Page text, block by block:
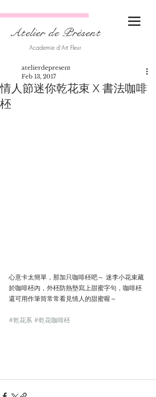
Atelier de Présent
Academie d'Art Fleur
情人節迷你乾花束 X 書法咖啡
柸
atelierdepresent
Feb 13, 2017
心意卡太簡單，那加只咖啡柸吧～ 迷李小花束藏
於咖啡柸內，外柸防熱墊寫上甜蜜字句，咖啡柸
還可用作筆筒常常看見情人的甜蜜喔～
#乾花系 #乾花咖啡柸